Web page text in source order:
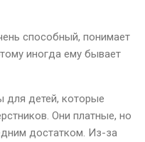
способный, понимает
иногда ему бывает
для детей, которые
Они платные, но
достатком. Из-за